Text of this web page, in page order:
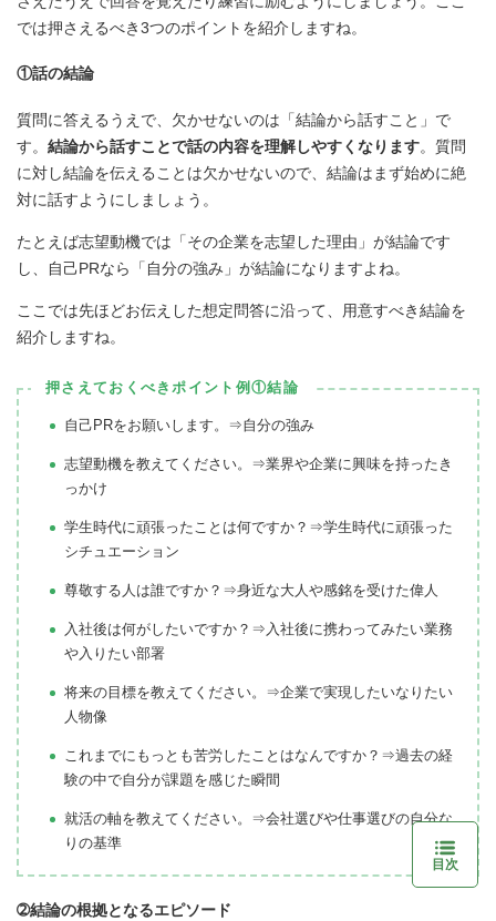
では押さえるべき3つのポイントを紹介しますね。
①話の結論
質問に答えるうえで、欠かせないのは「結論から話すこと」で
す。 結論から話すことで話の内容を理解しやすくなります。質問
に対し結論を伝えることは欠かせないので、結論はまず始めに絶
対に話すようにしましょう。
たとえば志望動機では「その企業を志望した理由」が結論です
し、自己PRなら「自分の強み」が結論になりますよね。
ここでは先ほどお伝えした想定問答に沿って、用意すべき結論を
紹介しますね。
押さえておくべきポイント例①結論
自己PRをお願いします。⇒自分の強み
志望動機を教えてください。⇒業界や企業に興味を持ったき
っかけ
学生時代に頑張ったことは何ですか？⇒学生時代に頑張った
シチュエーション
尊敬する人は誰ですか？⇒身近な大人や感銘を受けた偉人
入社後は何がしたいですか？⇒入社後に携わってみたい業務
や入りたい部署
将来の目標を教えてください。⇒企業で実現したいなりたい
人物像
これまでにもっとも苦労したことはなんですか？⇒過去の経
験の中で自分が課題を感じた瞬間
就活の軸を教えてください。⇒会社選びや仕事選びの自分な
りの基準
➁結論の根拠となるエピソード
目次